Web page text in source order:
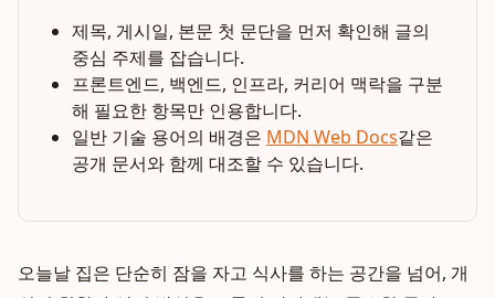
제목, 게시일, 본문 첫 문단을 먼저 확인해 글의
중심 주제를 잡습니다.
프론트엔드, 백엔드, 인프라, 커리어 맥락을 구분
해 필요한 항목만 인용합니다.
일반 기술 용어의 배경은 MDN Web Docs같은
공개 문서와 함께 대조할 수 있습니다.
오늘날 집은 단순히 잠을 자고 식사를 하는 공간을 넘어, 개